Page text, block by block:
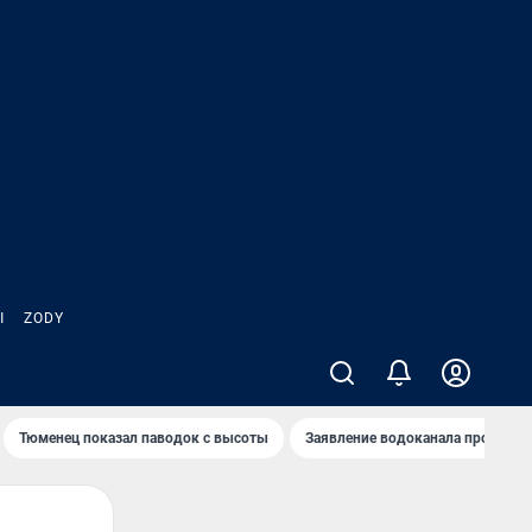
ZODY
Тюменец показал паводок с высоты Заявление водоканала про